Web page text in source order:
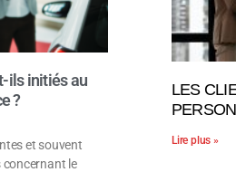
ils initiés au
?
et souvent
concernant le
LES
Lire plus »